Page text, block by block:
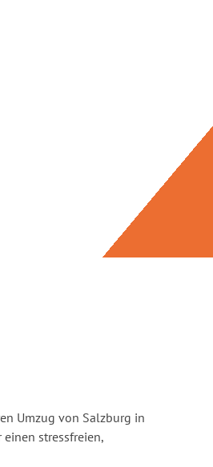
Umzug von Salzburg in
stressfreien,